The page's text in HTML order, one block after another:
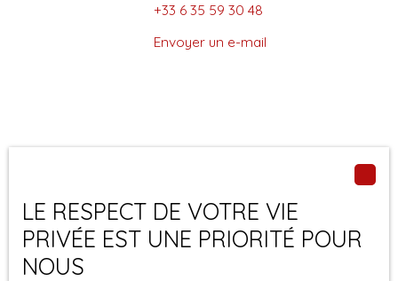
+33 6 35 59 30 48
Envoyer un e-mail
LE RESPECT DE VOTRE VIE
PRIVÉE EST UNE PRIORITÉ POUR
NOUS